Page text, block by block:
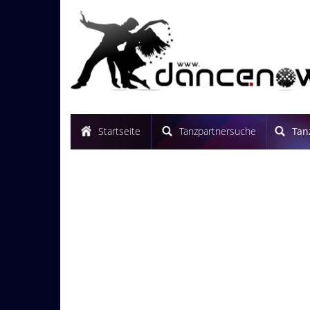
Startseite Tanzpartnersuche